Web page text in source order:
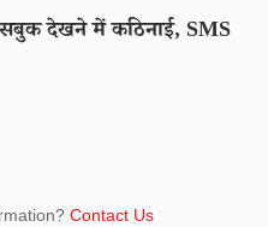
देखने में कठिनाई, SMS
Contact Us